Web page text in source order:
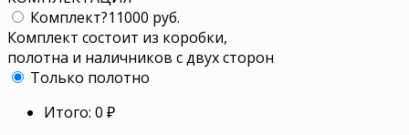
Комплект?11000 руб.
Комплект состоит из коробки,
полотна и наличников с двух сторон
Только полотно
Итого: 0 ₽